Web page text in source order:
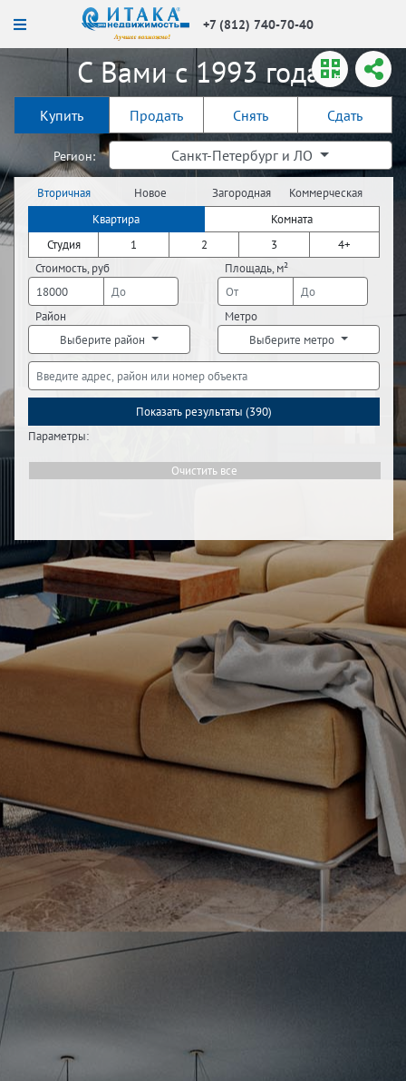
+7 (812) 740-70-40
С Вами с 1993 года!
Купить Продать Снять Сдать
Регион: Санкт-Петербург и ЛО
Вторичная
недвижимость
Новое
строительство
Загородная
недвижимость
Коммерческая
недвижимость
Квартира
Комната
Студия
1 2 3
4+
Стоимость, руб
Площадь, м²
Район
Выберите район
Метро
Выберите метро
Показать результаты (390)
Параметры:
Очистить все